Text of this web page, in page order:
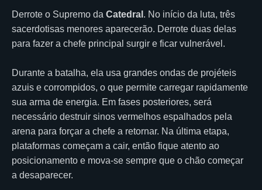
Derrote o Supremo da Catedral . No início da luta, três
sacerdotisas menores aparecerão. Derrote duas delas
para fazer a chefe principal surgir e ficar vulnerável.
Durante a batalha, ela usa grandes ondas de projéteis
azuis e corrompidos, o que permite carregar rapidamente
sua arma de energia. Em fases posteriores, será
necessário destruir sinos vermelhos espalhados pela
arena para forçar a chefe a retornar. Na última etapa,
plataformas começam a cair, então fique atento ao
posicionamento e mova-se sempre que o chão começar
a desaparecer.